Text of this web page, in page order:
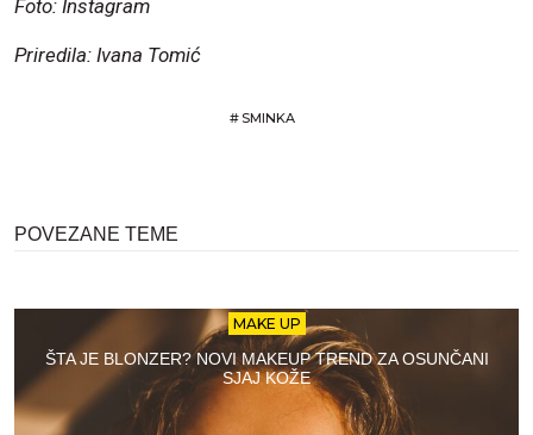
Foto: Instagram
Priredila: Ivana Tomić
# SMINKA
POVEZANE TEME
MAKE UP
ŠTA JE BLONZER? NOVI MAKEUP TREND ZA OSUNČANI
SJAJ KOŽE